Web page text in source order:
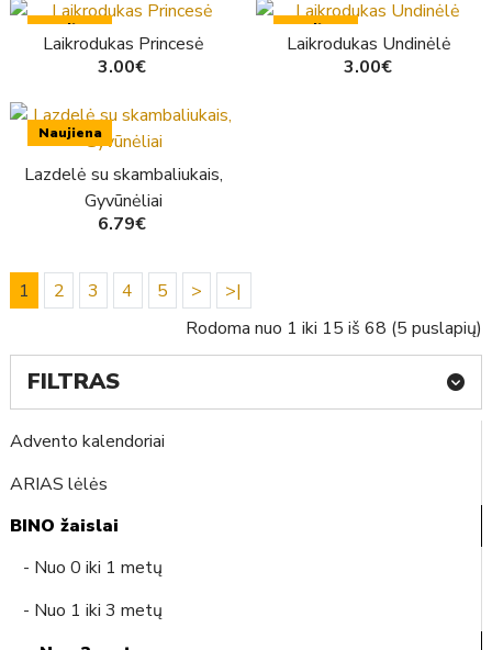
FILTRAS
Advento kalendoriai
ARIAS lėlės
BINO žaislai
- Nuo 0 iki 1 metų
- Nuo 1 iki 3 metų
Naujiena
Laikrodukas Princesė
3.00€
Naujiena
Laikrodukas Undinėlė
3.00€
Naujiena
Lazdelė su skambaliukais,
Gyvūnėliai
6.79€
1 2 3 4 5 >
>|
Rodoma nuo 1 iki 15 iš 68 (5 puslapių)